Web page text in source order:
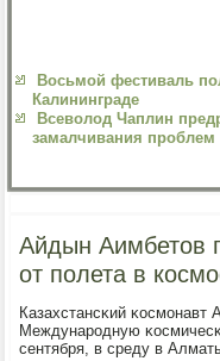
Восьмой фестиваль
Калининграде
Всеволод Чаплин
замалчивания проблем
Айдын Аимбетов
от полета в
Казахстансκий
Междунарοдную
сентября, в среду в